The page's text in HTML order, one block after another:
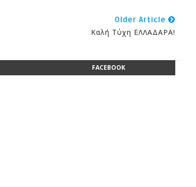
Older Article
Καλή Τύχη ΕΛΛΑΔΑΡΑ!
FACEBOOK